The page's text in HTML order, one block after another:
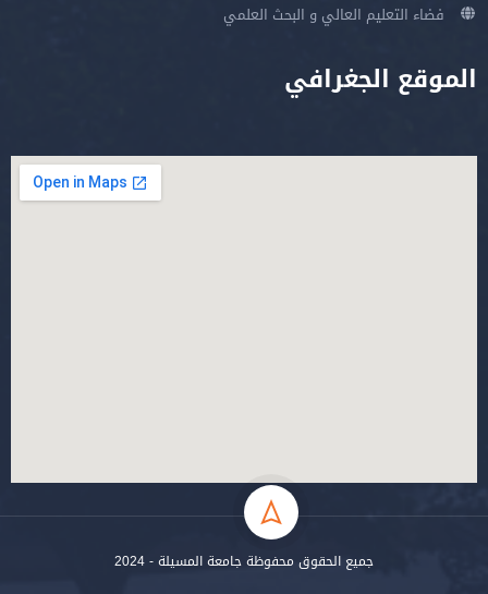
فضاء التعليم العالي و البحث العلمي
الموقع الجغرافي
جميع الحقوق محفوظة جامعة المسيلة - 2024